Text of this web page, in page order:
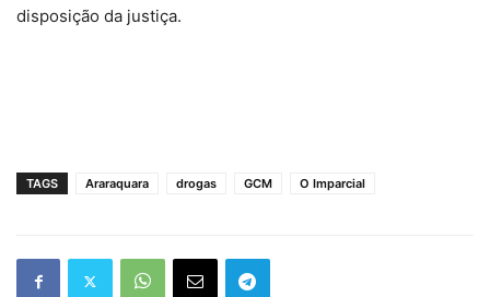
disposição da justiça.
TAGS Araraquara drogas GCM O Imparcial